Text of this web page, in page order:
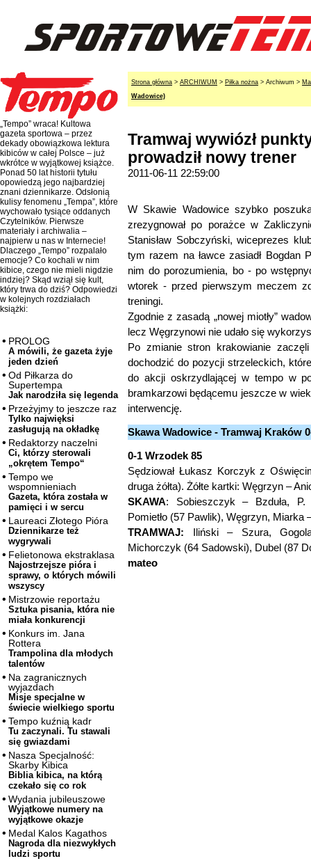
„Tempo” wraca! Kultowa
gazeta sportowa – przez
dekady obowiązkowa lektura
kibiców w całej Polsce – już
wkrótce w wyjątkowej książce.
Ponad 50 lat historii tytułu
opowiedzą jego najbardziej
znani dziennikarze. Odsłonią
kulisy fenomenu „Tempa”, które
wychowało tysiące oddanych
Czytelników. Pierwsze
materiały i archiwalia –
najpierw u nas w Internecie!
Dlaczego „Tempo” rozpalało
emocje? Co kochali w nim
kibice, czego nie mieli nigdzie
indziej? Skąd wziął się kult,
który trwa do dziś? Odpowiedzi
w kolejnych rozdziałach
książki:
PROLOG
A mówili, że gazeta żyje
jeden dzień
Od Piłkarza do
Supertempa
Jak narodziła się legenda
Przeżyjmy to jeszcze raz
Tylko najwięksi
zasługują na okładkę
Redaktorzy naczelni
Ci, którzy sterowali
„okrętem Tempo“
Tempo we
wspomnieniach
Gazeta, która została w
pamięci i w sercu
Laureaci Złotego Pióra
Dziennikarze też
wygrywali
Felietonowa ekstraklasa
Najostrzejsze pióra i
sprawy, o których mówili
wszyscy
Mistrzowie reportażu
Sztuka pisania, która nie
miała konkurencji
Konkurs im. Jana
Rottera
Trampolina dla młodych
talentów
Na zagranicznych
wyjazdach
Misje specjalne w
świecie wielkiego sportu
Tempo kuźnią kadr
Tu zaczynali. Tu stawali
się gwiazdami
Nasza Specjalność:
Skarby Kibica
Biblia kibica, na którą
czekało się co rok
Wydania jubileuszowe
Wyjątkowe numery na
wyjątkowe okazje
Medal Kalos Kagathos
Nagroda dla niezwykłych
ludzi sportu
Strona główna > ARCHIWUM > Piłka nożna > Archiwum >
Wadowice)
Tramwaj wywiózł
prowadził nowy trener
2011-06-11 22:59:00
W Skawie Wadowice szybko
zrezygnował po porażce w
Stanisław Sobczyński, wiceprezes
tym razem na ławce zasiadł Bogdan
nim do porozumienia, bo - po
wtorek - przed pierwszym meczem
treningi.
Zgodnie z zasadą „nowej miotły”
lecz Węgrzynowi nie udało się
Po zmianie stron krakowianie
dochodzić do pozycji strzeleckich,
do akcji oskrzydlającej w tempo w
bramkarzowi będącemu jeszcze w
interwencję.
Skawa Wadowice - Tramwaj Kraków
0-1 Wrzodek 85
Sędziował Łukasz Korczyk z
druga żółta). Żółte kartki: Węgrzyn –
SKAWA: Sobieszczyk – Bzduła,
Pomietło (57 Pawlik), Węgrzyn, Miarka
TRAMWAJ: Iliński – Szura,
Michorczyk (64 Sadowski), Dubel (87
mateo